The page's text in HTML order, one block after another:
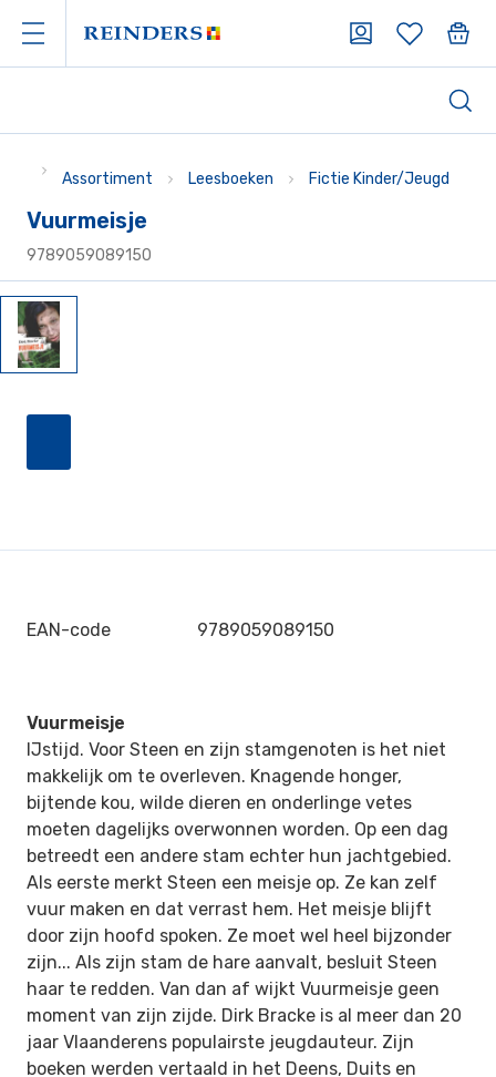
Assortiment Leesboeken Fictie Kinder/Jeugd
Vuurmeisje
9789059089150
EAN-code 9789059089150
Vuurmeisje
IJstijd. Voor Steen en zijn stamgenoten is het niet
makkelijk om te overleven. Knagende honger,
bijtende kou, wilde dieren en onderlinge vetes
moeten dagelijks overwonnen worden. Op een dag
betreedt een andere stam echter hun jachtgebied.
Als eerste merkt Steen een meisje op. Ze kan zelf
vuur maken en dat verrast hem. Het meisje blijft
door zijn hoofd spoken. Ze moet wel heel bijzonder
zijn... Als zijn stam de hare aanvalt, besluit Steen
haar te redden. Van dan af wijkt Vuurmeisje geen
moment van zijn zijde. Dirk Bracke is al meer dan 20
jaar Vlaanderens populairste jeugdauteur. Zijn
boeken werden vertaald in het Deens, Duits en